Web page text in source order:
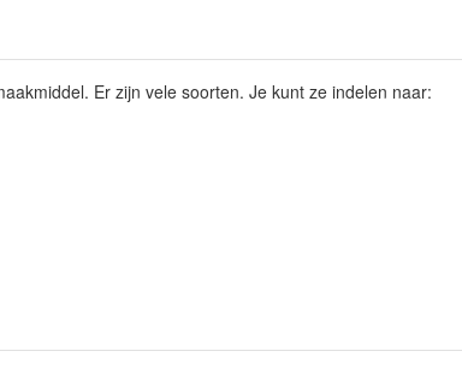
Er zijn vele soorten. Je kunt ze indelen naar: